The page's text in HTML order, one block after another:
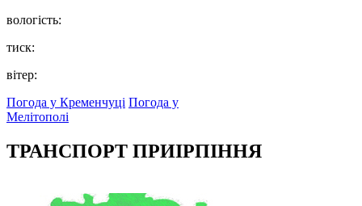
вологість:
тиск:
вітер:
Погода у Кременчуці Погода у
Мелітополі
ТРАНСПОРТ ПРИІРПІННЯ